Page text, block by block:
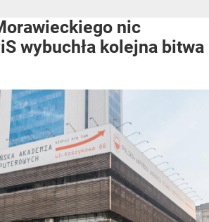
nic
wybuchła kolejna bitwa